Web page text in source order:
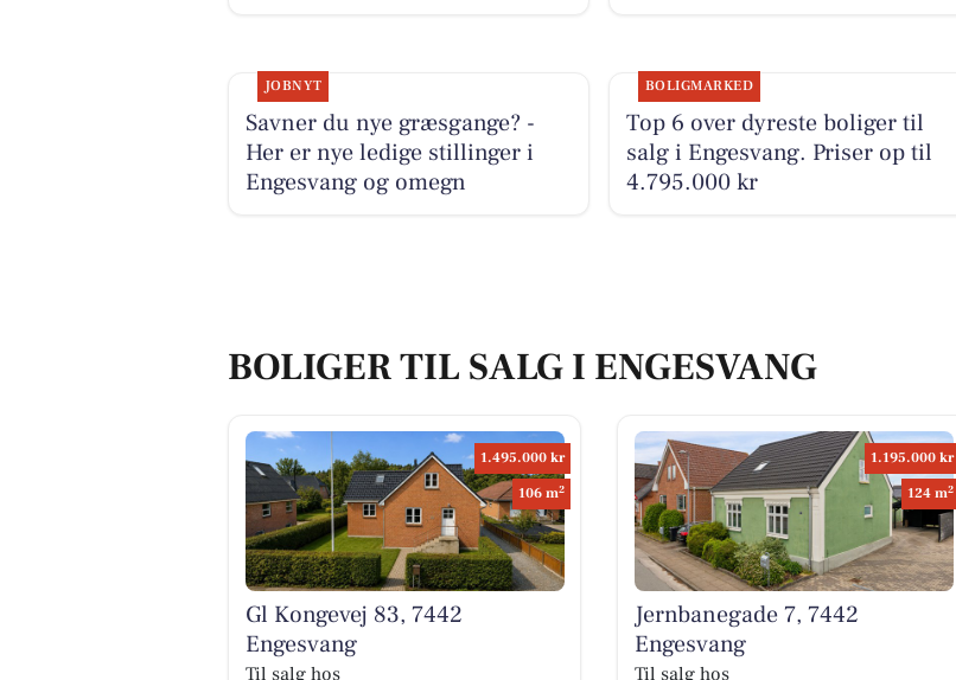
JOBNYT
Savner du nye græsgange? -
Her er nye ledige stillinger i
Engesvang og omegn
BOLIGMARKED
Top 6 over dyreste boliger til
salg i Engesvang. Priser op til
4.795.000 kr
BOLIGER TIL SALG I ENGESVANG
1.495.000 kr
106 m2
Gl Kongevej 83, 7442
Engesvang
Til salg hos
1.195.000 kr
124 m2
Jernbanegade 7, 7442
Engesvang
Til salg hos